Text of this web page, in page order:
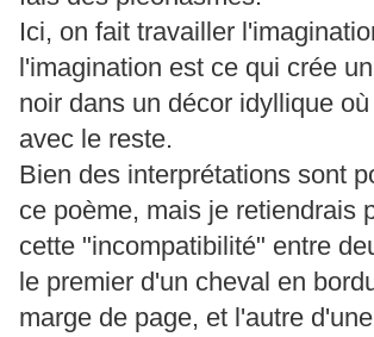
Ici, on fait travailler
l'imagination est ce qui crée
noir dans un décor idyllique
avec le reste.
Bien des interprétations sont
ce poème, mais je retiendrais
cette "incompatibilité" entre
le premier d'un cheval en
marge de page, et l'autre